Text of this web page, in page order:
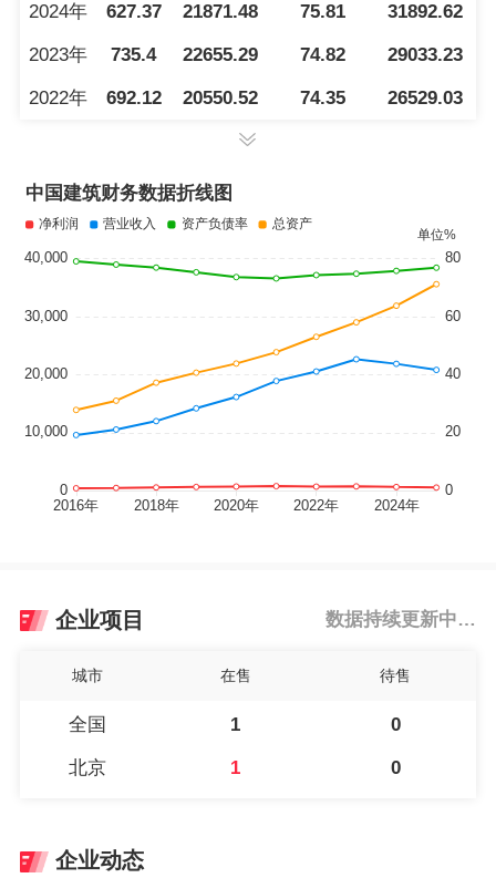
2024年 627.37 21871.48 75.81 31892.62
2023年 735.4 22655.29 74.82 29033.23
2022年 692.12 20550.52 74.35 26529.03
企业项目 数据持续更新中…
城市 在售 待售
全国 1 0
北京 1 0
企业动态